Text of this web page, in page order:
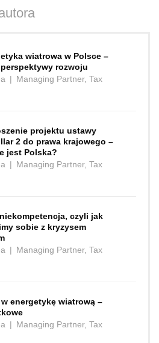
wiatrowa w Polsce –
rozwoju
| Managing Partner, Tax
projektu ustawy
2 do prawa krajowego –
jest Polska?
| Managing Partner, Tax
czyli jak
sobie z kryzysem
| Managing Partner, Tax
energetykę wiatrową –
| Managing Partner, Tax